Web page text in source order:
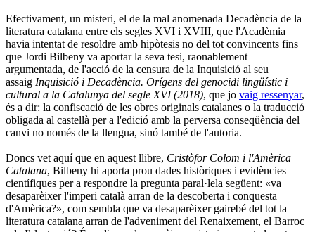
Efectivament, un misteri, el de la mal anomenada Decadència de la
literatura catalana entre els segles XVI i XVIII, que l'Acadèmia
havia intentat de resoldre amb hipòtesis no del tot convincents fins
que Jordi Bilbeny va aportar la seva tesi, raonablement
argumentada, de l'acció de la censura de la Inquisició al seu
assaig Inquisició i Decadència. Orígens del genocidi lingüístic i
cultural a la Catalunya del segle XVI (2018), que jo vaig ressenyar,
és a dir: la confiscació de les obres originals catalanes o la traducció
obligada al castellà per a l'edició amb la perversa conseqüència del
canvi no només de la llengua, sinó també de l'autoria.
Doncs vet aquí que en aquest llibre, Cristòfor Colom i l'Amèrica
Catalana, Bilbeny hi aporta prou dades històriques i evidències
científiques per a respondre la pregunta paral·lela següent: «va
desaparèixer l'imperi català arran de la descoberta i conquesta
d'Amèrica?», com sembla que va desaparèixer gairebé del tot la
literatura catalana arran de l'adveniment del Renaixement, el Barroc